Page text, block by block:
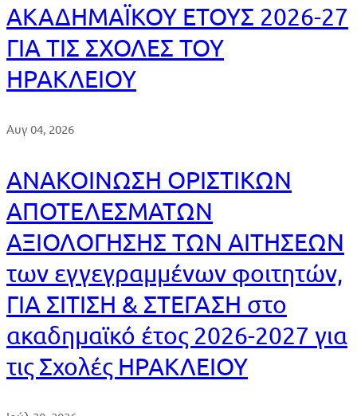
ΑΚΑΔΗΜΑΪΚΟΥ ΕΤΟΥΣ 2026-27
ΓΙΑ ΤΙΣ ΣΧΟΛΕΣ ΤΟΥ
ΗΡΑΚΛΕΙΟΥ
Αυγ 04, 2026
ΑΝΑΚΟΙΝΩΣΗ ΟΡΙΣΤΙΚΩΝ
ΑΠΟΤΕΛΕΣΜΑΤΩΝ
ΑΞΙΟΛΟΓΗΣΗΣ ΤΩΝ ΑΙΤΗΣΕΩΝ
των εγγεγραμμένων φοιτητών,
ΓΙΑ ΣΙΤΙΣΗ & ΣΤΕΓΑΣΗ στο
ακαδημαϊκό έτος 2026-2027 για
τις Σχολές ΗΡΑΚΛΕΙΟΥ